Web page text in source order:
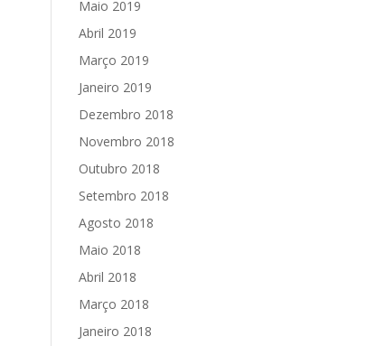
Maio 2019
Abril 2019
Março 2019
Janeiro 2019
Dezembro 2018
Novembro 2018
Outubro 2018
Setembro 2018
Agosto 2018
Maio 2018
Abril 2018
Março 2018
Janeiro 2018